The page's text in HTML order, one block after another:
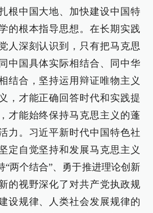
根中国大地、加快建设中国特
的根本指导思想。在长期实践
人深刻认识到，只有把马克思
中国具体实际相结合、同中华
结合，坚持运用辩证唯物主义
，才能正确回答时代和实践提
才能始终保持马克思主义的蓬
力。习近平新时代中国特色社
定自觉坚持和发展马克思主义
“两个结合”、勇于推进理论创新
的视野深化了对共产党执政规
设规律、人类社会发展规律的